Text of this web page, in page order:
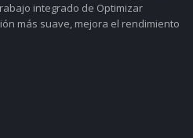
integrado de Optimizar
más suave, mejora el rendimiento